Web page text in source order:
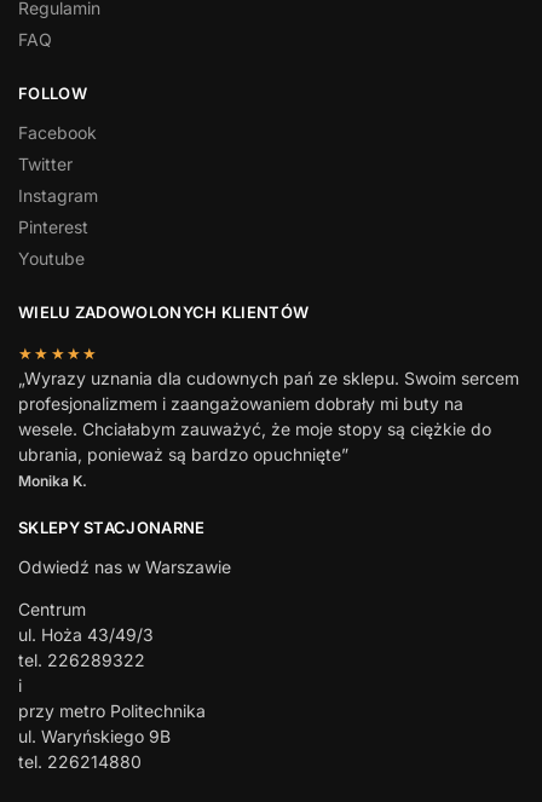
Regulamin
FAQ
FOLLOW
Facebook
Twitter
Instagram
Pinterest
Youtube
WIELU ZADOWOLONYCH KLIENTÓW
★★★★★
„Wyrazy uznania dla cudownych pań ze sklepu. Swoim sercem
profesjonalizmem i zaangażowaniem dobrały mi buty na
wesele. Chciałabym zauważyć, że moje stopy są ciężkie do
ubrania, ponieważ są bardzo opuchnięte”
Monika K.
SKLEPY STACJONARNE
Odwiedź nas w Warszawie
Centrum
ul. Hoża 43/49/3
tel. 226289322
i
przy metro Politechnika
ul. Waryńskiego 9B
tel. 226214880